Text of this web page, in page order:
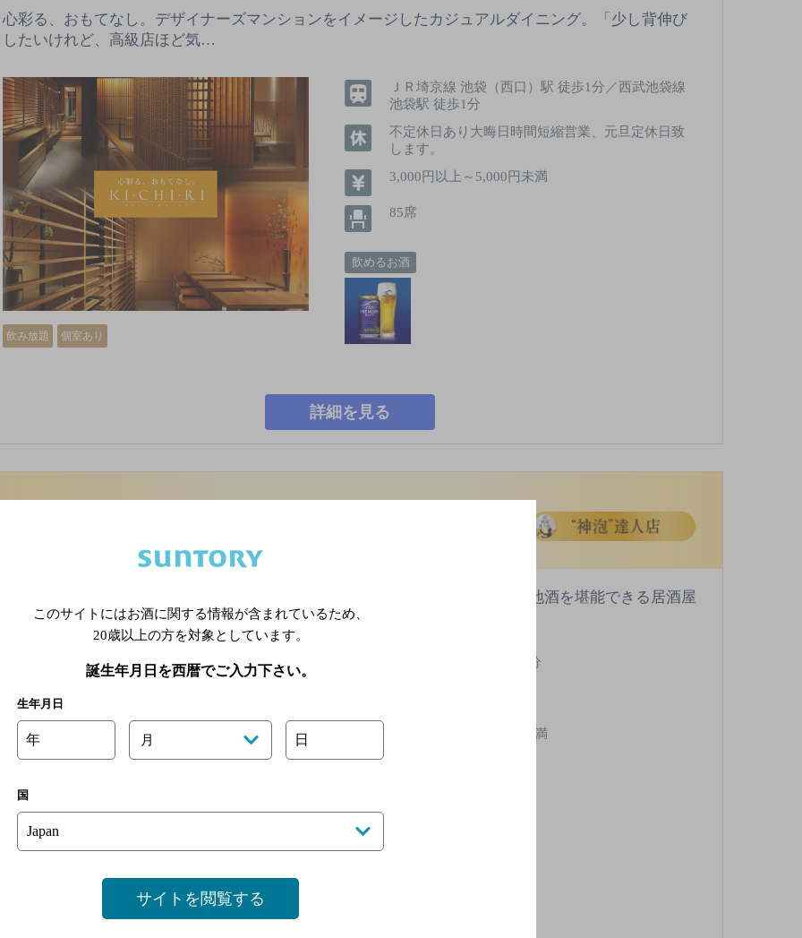
心彩る、おもてなし。デザイナーズマンションをイメージしたカジュアルダイニング。「少し背伸び
したいけれど、高級店ほど気…
飲み放題 個室あり
ＪＲ埼京線 池袋（西口）駅 徒歩1分／西武池袋線
池袋駅 徒歩1分
不定休日あり大晦日時間短縮営業、元旦定休日致
します。
3,000円以上～5,000円未満
85席
飲めるお酒
詳細を見る
【幹事様必見】池袋で宴会最大70人！池袋駅5分で完全個室アリ！博多地鶏と地酒を堪能できる居酒屋
ＪＲ 池袋駅 東口 徒歩2分
3,000円以上～5,000円未満
このサイトにはお酒に関する情報が含まれているため、
20歳以上の方を対象としています。
誕生年月日を西暦でご入力下さい。
生年月日
年 月 日
国
サイトを閲覧する